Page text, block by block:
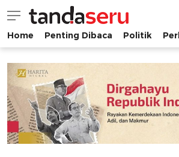
tandaseru.com | Penting Dibaca
tandaseru.com
Home Penting Dibaca Politik